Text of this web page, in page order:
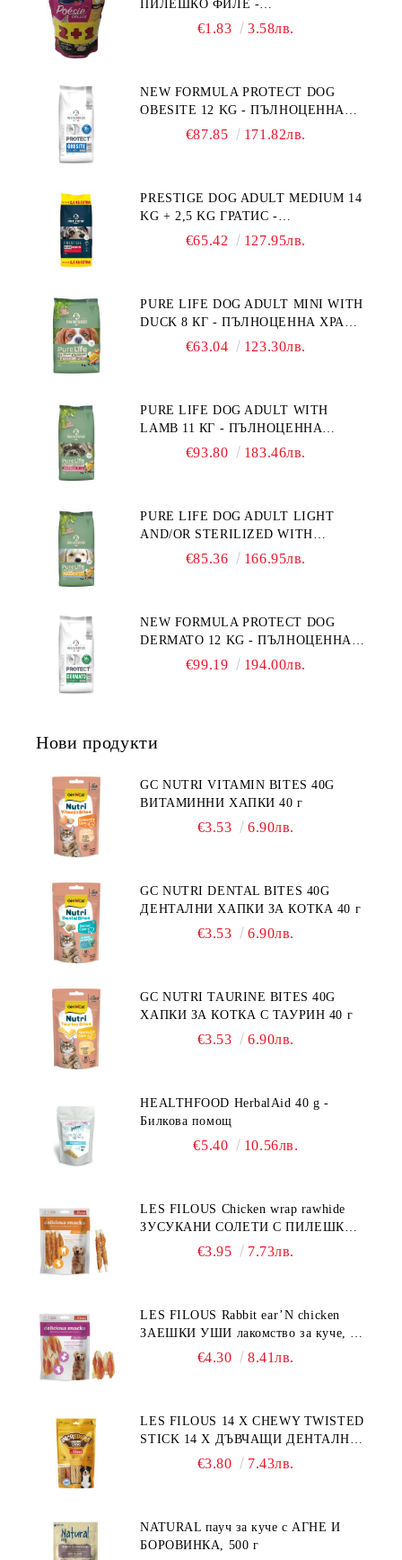
ПРОИЗВЕДЕНА ВЪВ ФРАНЦИЯ.
ПИЛЕШКО ФИЛЕ -
ПРОМОКОМПЛЕКТ 3 БР.
€1.83 3.58лв.
NEW FORMULA PROTECT DOG
OBESITE 12 KG - ПЪЛНОЦЕННА
ДИЕТИЧНА ХРАНА ЗА КУЧЕТА
"РЕГУЛИРАНЕ НА ВНОСА НА
ГЛЮКОЗА (DIABETES MELLITUS)."
€87.85 171.82лв.
PRESTIGE DOG ADULT MEDIUM 14
KG + 2,5 KG ГРАТИС -
ПЪЛНОЦЕННА ХРАНА ЗА
€65.42 127.95лв.
PURE LIFE DOG ADULT MINI WITH
DUCK 8 КГ - ПЪЛНОЦЕННА ХРАНА
ЗА ПОРАСНАЛИ КУЧЕТА ОТ
ГЛУТЕН. ПРОИЗВЕДЕНА ВЪВ
ФРАНЦИЯ.
€63.04 123.30лв.
PURE LIFE DOG ADULT WITH
LAMB 11 КГ - ПЪЛНОЦЕННА
ХРАНА ЗА ПОРАСНАЛИ КУЧЕТА С
НАД 1 ГОДИНА. БЕЗ ЗЪРНО, БЕЗ
ГЛУТЕН. ПРОИЗВЕДЕНА ВЪВ
ФРАНЦИЯ.
€93.80 183.46лв.
PURE LIFE DOG ADULT LIGHT
AND/OR STERILIZED WITH
CHICKEN 12 КГ - ПЪЛНОЦЕННА
КАСТРИРАНИ КУЧЕТА ОТ ВСИЧКИ
ПОРОДИ НА ВЪЗРАСТ НАД 1
ГОДИНА, С ПИЛЕ. БЕЗ ЗЪРНО, БЕЗ
€85.36 166.95лв.
NEW FORMULA PROTECT DOG
DERMATO 12 KG - ПЪЛНОЦЕННА
ДИЕТИЧНА ХРАНА ЗА КУЧЕТА
ЗАГУБА НА КОЗИНА".
НЕПОНОСИМОСТТА КЪМ НЯКОИ
СЪСТАВКИ И ХРАНИ
€99.19 194.00лв.
Нови продукти
GC NUTRI VITAMIN BITES 40G
ВИТАМИННИ ХАПКИ 40 г
€3.53 6.90лв.
GC NUTRI DENTAL BITES 40G
ДЕНТАЛНИ ХАПКИ ЗА КОТКА 40 г
€3.53 6.90лв.
GC NUTRI TAURINE BITES 40G
ХАПКИ ЗА КОТКА С ТАУРИН 40 г
€3.53 6.90лв.
HEALTHFOOD HerbalAid 40 g -
Билкова помощ
€5.40 10.56лв.
LES FILOUS Chicken wrap rawhide
ЗУСУКАНИ СОЛЕТИ С ПИЛЕШКО,
лакомство за куче, 100 г
€3.95 7.73лв.
LES FILOUS Rabbit ear’N chicken
ЗАЕШКИ УШИ лакомство за куче, 50
€4.30 8.41лв.
LES FILOUS 14 X CHEWY TWISTED
STICK 14 X ДЪВЧАЩИ ДЕНТАЛНИ
СОЛЕТИ за куче, УВИТИ
€3.80 7.43лв.
NATURAL пауч за куче с АГНЕ И
БОРОВИНКА, 500 г